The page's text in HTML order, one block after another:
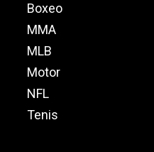
Boxeo
MMA
MLB
Motor
NFL
Tenis